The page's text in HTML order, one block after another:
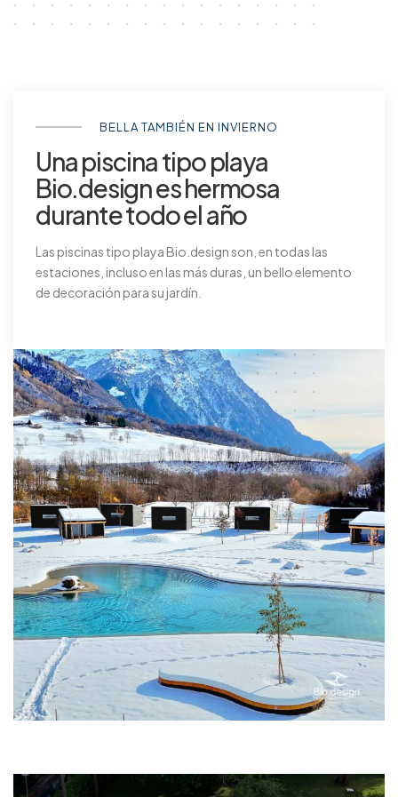
BELLA TAMBIÉN EN INVIERNO
Una piscina tipo playa
Bio.design es hermosa
durante todo el año
Las piscinas tipo playa Bio.design son, en todas las
estaciones, incluso en las más duras, un bello elemento
de decoración para su jardín.